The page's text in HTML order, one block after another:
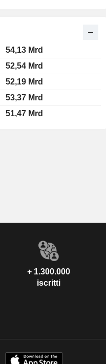
54,13 Mrd
52,54 Mrd
52,19 Mrd
53,37 Mrd
51,47 Mrd
+ 1.300.000
iscritti